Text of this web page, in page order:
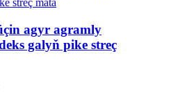
agyr agramly
galyň pike streç